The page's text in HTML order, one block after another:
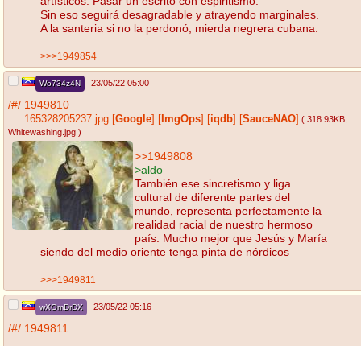
Sin eso seguirá desagradable y atrayendo marginales.
A la santeria si no la perdonó, mierda negrera cubana.
>>>1949854
Wo734z4N 23/05/22 05:00
/#/ 1949810
165328205237.jpg Google ImgOps iqdb SauceNAO ( 318.93KB
Whitewashing.jpg )
>>1949808
>aldo
También ese sincretismo y liga
cultural de diferente partes del
mundo, representa perfectamente la
realidad racial de nuestro hermoso
país. Mucho mejor que Jesús y María
siendo del medio oriente tenga pinta de nórdicos
>>>1949811
wXOmDrDX 23/05/22 05:16
/#/ 1949811